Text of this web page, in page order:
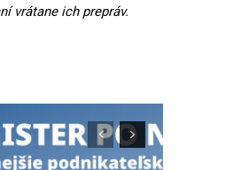
vrátane ich prepráv.